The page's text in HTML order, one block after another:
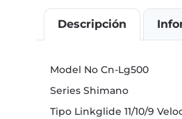
Descripción
Model No Cn-Lg500
Series Shimano
Tipo Linkglide 11/10/9